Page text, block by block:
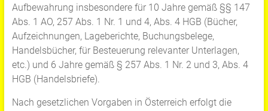
Aufbewahrung insbesondere für 10 Jahre gemäß §§ 147
Abs. 1 AO, 257 Abs. 1 Nr. 1 und 4, Abs. 4 HGB (Bücher,
Aufzeichnungen, Lageberichte, Buchungsbelege,
Handelsbücher, für Besteuerung relevanter Unterlagen,
etc.) und 6 Jahre gemäß § 257 Abs. 1 Nr. 2 und 3, Abs. 4
HGB (Handelsbriefe).
Nach gesetzlichen Vorgaben in Österreich erfolgt die